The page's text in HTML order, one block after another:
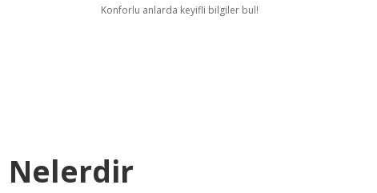
Konforlu anlarda keyifli bilgiler bul!
Nelerdir